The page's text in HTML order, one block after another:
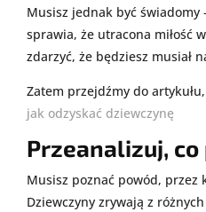
Musisz jednak być świadomy
sprawia, że utracona miłość
zdarzyć, że będziesz musiał
Zatem przejdźmy do
jak odzyskać dziewczynę
Przeanalizuj, co
Musisz poznać powód, przez
Dziewczyny zrywają z